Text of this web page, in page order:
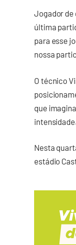
Jogador de
última
para esse
nossa
O técnico
que
Nesta
estádio